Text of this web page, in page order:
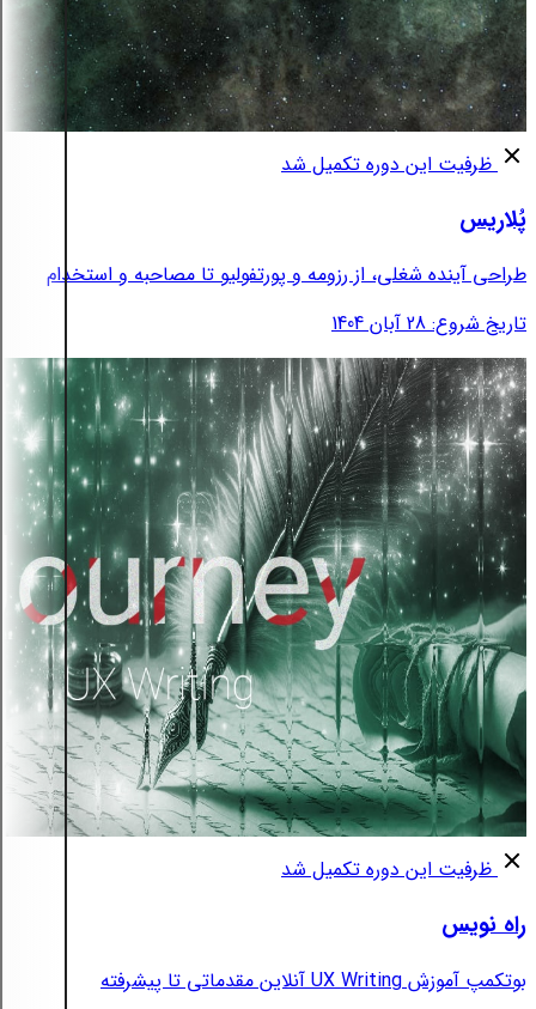
ظرفیت این دوره تکمیل شد
پُلاریس
طراحی آینده شغلی، از رزومه و پورتفولیو تا مصاحبه و استخدام
تاریخ شروع: 28 آبان 1404
ظرفیت این دوره تکمیل شد
راه نویس
بوتکمپ آموزش UX Writing آنلاین مقدماتی تا پیشرفته